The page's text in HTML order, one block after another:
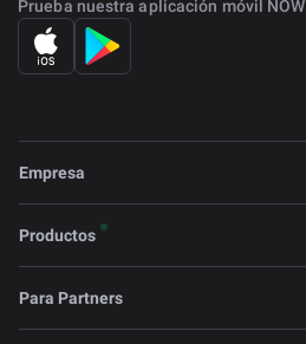
Prueba nuestra aplicación móvil NOW
Empresa
Productos
Para Partners